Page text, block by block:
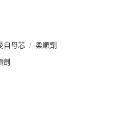
自母芯 柔順劑
劑